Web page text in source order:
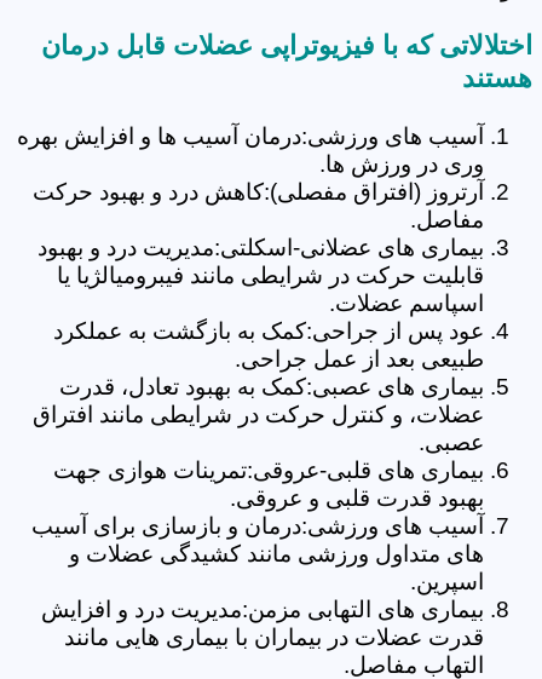
اختلالاتی که با فیزیوتراپی عضلات قابل درمان
هستند
آسیب های ورزشی:درمان آسیب ها و افزایش بهره
وری در ورزش ها.
آرتروز (افتراق مفصلی):کاهش درد و بهبود حرکت
مفاصل.
بیماری های عضلانی-اسکلتی:مدیریت درد و بهبود
قابلیت حرکت در شرایطی مانند فیبرومیالژیا یا
اسپاسم عضلات.
عود پس از جراحی:کمک به بازگشت به عملکرد
طبیعی بعد از عمل جراحی.
بیماری های عصبی:کمک به بهبود تعادل، قدرت
عضلات، و کنترل حرکت در شرایطی مانند افتراق
عصبی.
بیماری های قلبی-عروقی:تمرینات هوازی جهت
بهبود قدرت قلبی و عروقی.
آسیب های ورزشی:درمان و بازسازی برای آسیب
های متداول ورزشی مانند کشیدگی عضلات و
اسپرین.
بیماری های التهابی مزمن:مدیریت درد و افزایش
قدرت عضلات در بیماران با بیماری هایی مانند
التهاب مفاصل.